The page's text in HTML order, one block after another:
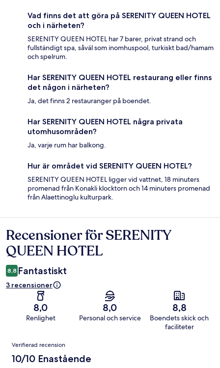
Vad finns det att göra på SERENITY QUEEN HOTEL
och i närheten?
SERENITY QUEEN HOTEL har 7 barer, privat strand och
fullständigt spa, såväl som inomhuspool, turkiskt bad/hamam
och spelrum.
Har SERENITY QUEEN HOTEL restaurang eller finns
det någon i närheten?
Ja, det finns 2 restauranger på boendet.
Har SERENITY QUEEN HOTEL några privata
utomhusområden?
Ja, varje rum har balkong.
Hur är området vid SERENITY QUEEN HOTEL?
SERENITY QUEEN HOTEL ligger vid vattnet, 18 minuters
promenad från Konakli klocktorn och 14 minuters promenad
från Alaettinoglu kulturpark.
Recensioner
Recensioner för SERENITY
QUEEN HOTEL
8,8 Fantastiskt
3 recensioner
8,0
Renlighet
8,0
Personal och service
8,8
Boendets skick och
faciliteter
Recensioner
Verifierad recension
10/10 Enastående